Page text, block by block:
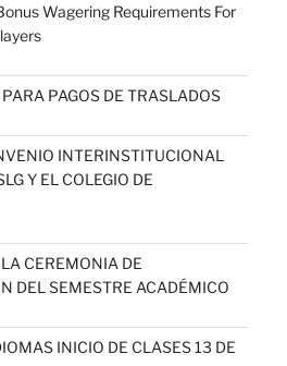
Wagering Requirements For
PAGOS DE TRASLADOS
INTERINSTITUCIONAL
Y EL COLEGIO DE
CEREMONIA DE
DEL SEMESTRE ACADÉMICO
INICIO DE CLASES 13 DE